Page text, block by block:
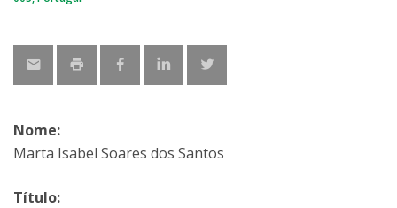
Nome:
Marta Isabel Soares dos Santos
Título: